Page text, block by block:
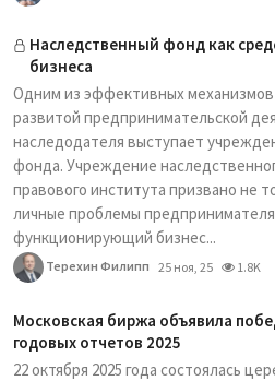
Наследственный фонд как
бизнеса
Одним из эффективных механизмов
развитой предпринимательской
наследодателя выступает
фонда. Учреждение
правового института призвано не
личные проблемы
функционирующий бизнес...
Терехин Филипп 25 ноя, 25 1.8K
Московская биржа объявила
годовых отчетов 2025
22 октября 2025 года состоялась